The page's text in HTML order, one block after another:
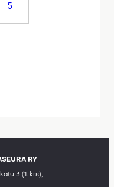
5
RY
3 (1. krs),